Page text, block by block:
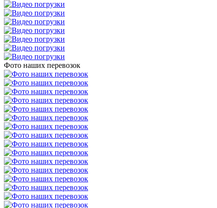
Фото наших перевозок